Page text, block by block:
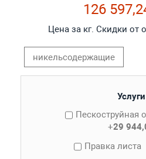
126
Цена за кг. Скидки от
никельсодержащие
Услуги
Пескоструйная
+29
Правка листа